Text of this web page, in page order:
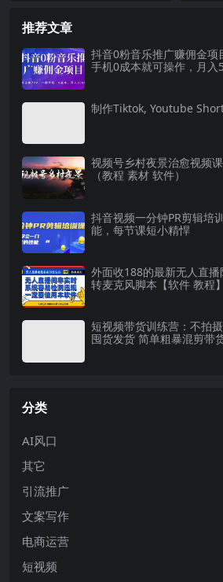
推荐文章
抖音0粉音乐推广赚佣金项
手机0成本就可操作，月入
制作Tiktok, Youtube
视频号乡村夜景治愈视频
（教程 素材 软件）
抖音视频一分钟PR剪辑培
能，每节课短小精悍
外面收188的最新无人直
转麦克风脚本【软件 教程】
短视频带货训练营：不拍
囤货发货 简单粗暴混剪带
分类
AI风口
其它
引流推广
文案写作
电商运营
短视频